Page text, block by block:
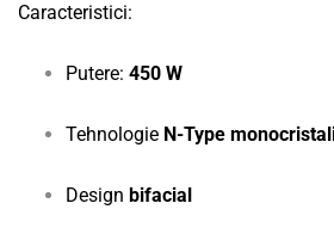
Caracteristici:
Putere: 450 W
Tehnologie N-Type
Design bifacial